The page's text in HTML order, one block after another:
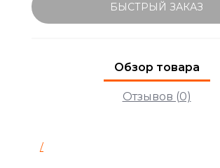
БЫСТРЫЙ ЗАКАЗ
Обзор товара
Отзывов (0)
/